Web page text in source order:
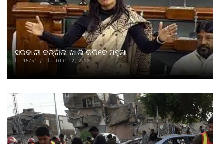
ସରକାରୀ ବଙ୍ଗଳା ଖାଲି କରିବେ ମହୁଆ
15751 DEC 12, 2023